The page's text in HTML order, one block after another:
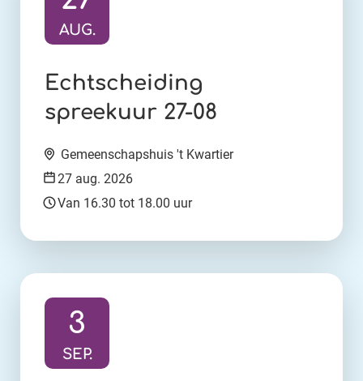
Ga naar activiteit:
Echtscheiding
spreekuur 27-08
AUG.
Locatie:
Gemeenschapshuis 't Kwartier
Datum:
27 aug. 2026
Tijd:
Van 16.30 tot 18.00 uur
3
SEP.